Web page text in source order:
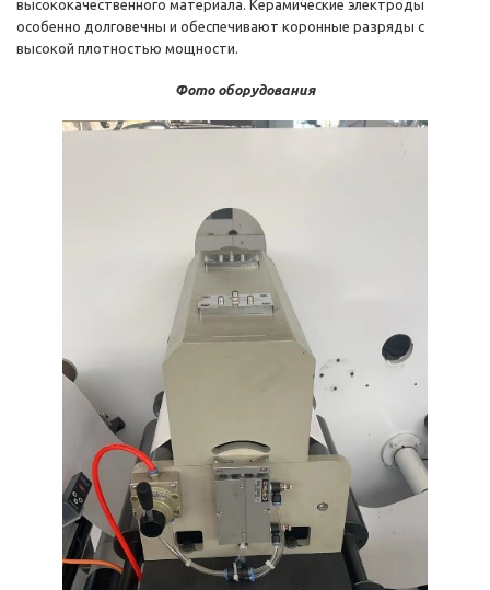
высококачественного материала. Керамические электроды
особенно долговечны и обеспечивают коронные разряды с
высокой плотностью мощности.
Фото оборудования